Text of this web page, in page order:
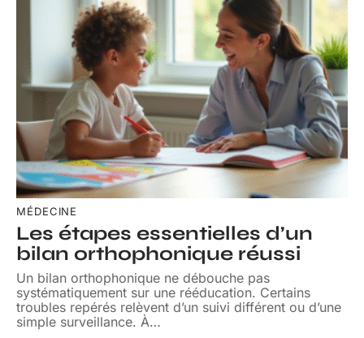
MÉDECINE
Les étapes essentielles d’un
bilan orthophonique réussi
Un bilan orthophonique ne débouche pas
systématiquement sur une rééducation. Certains
troubles repérés relèvent d’un suivi différent ou d’une
simple surveillance. À…